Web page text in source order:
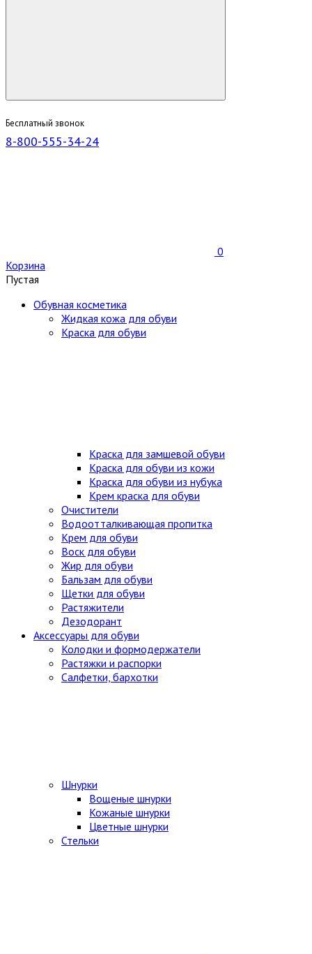
Бесплатный звонок
8-800-555-34-24
0
Корзина
Пустая
Обувная косметика
Жидкая кожа для обуви
Краска для обуви
Краска для замшевой обуви
Краска для обуви из кожи
Краска для обуви из нубука
Крем краска для обуви
Очистители
Водоотталкивающая пропитка
Крем для обуви
Воск для обуви
Жир для обуви
Бальзам для обуви
Щетки для обуви
Растяжители
Дезодорант
Аксессуары для обуви
Колодки и формодержатели
Растяжки и распорки
Салфетки, бархотки
Шнурки
Вощеные шнурки
Кожаные шнурки
Цветные шнурки
Стельки